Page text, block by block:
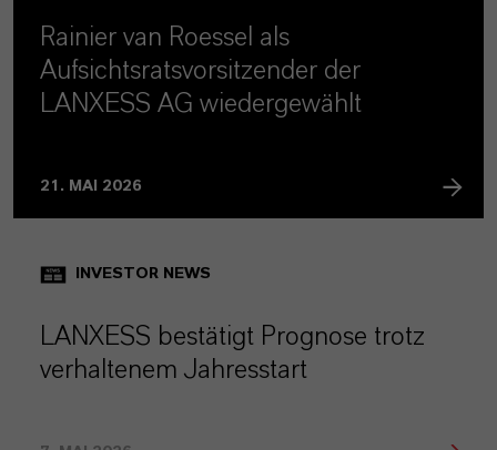
Rainier van Roessel als
Aufsichtsratsvorsitzender der
LANXESS AG wiedergewählt
21. MAI 2026
INVESTOR NEWS
LANXESS bestätigt Prognose trotz
verhaltenem Jahresstart